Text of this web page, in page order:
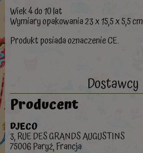
Wiek 4 do 10 lat
Wymiary opakowania 23 x 15,5 x 5,5 cm
Produkt posiada oznaczenie CE.
Dostawcy
Producent
DJECO
3, RUE DES GRANDS AUGUSTINS
75006 Paryż, Francja